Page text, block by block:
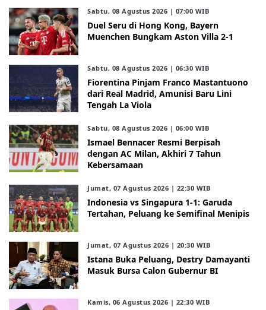
Sabtu, 08 Agustus 2026 | 07:00 WIB
Duel Seru di Hong Kong, Bayern
Muenchen Bungkam Aston Villa 2-1
Sabtu, 08 Agustus 2026 | 06:30 WIB
Fiorentina Pinjam Franco Mastantuono
dari Real Madrid, Amunisi Baru Lini
Tengah La Viola
Sabtu, 08 Agustus 2026 | 06:00 WIB
Ismael Bennacer Resmi Berpisah
dengan AC Milan, Akhiri 7 Tahun
Kebersamaan
Jumat, 07 Agustus 2026 | 22:30 WIB
Indonesia vs Singapura 1-1: Garuda
Tertahan, Peluang ke Semifinal Menipis
Jumat, 07 Agustus 2026 | 20:30 WIB
Istana Buka Peluang, Destry Damayanti
Masuk Bursa Calon Gubernur BI
Kamis, 06 Agustus 2026 | 22:30 WIB